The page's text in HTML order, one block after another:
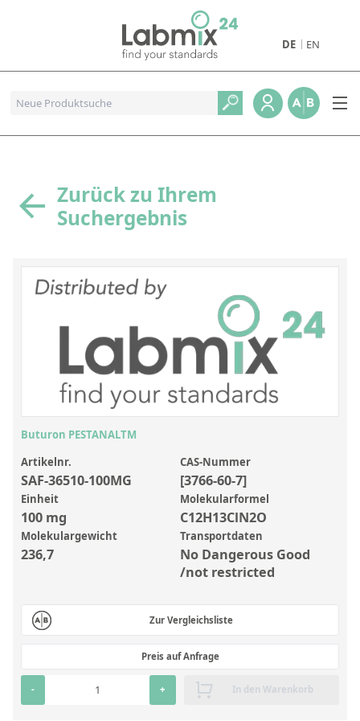
DE EN
Referenzstandards für die Industrie und Geologie
Referenzstandards für die Umweltanalytik
Referenzstandards für physikalische Eigenschaften
Organische Referenzstandards
Anorganische Referenzstandards
Laborvergleichsuntersuchungen (LVU/PT)
Laborbedarf und Verbrauchsmaterialien
Custom-Made
Übersicht: Kundenspezifische Standards
Anorganische wässrige Kundenmischungen
Elementstandards in Öl
Metallstandards | Setting Up Samples (SUS)
Kundenspezifische Polymerstandards
Pharmazeutische und organische Kundensynthesen
Zurück zu Ihrem
Suchergebnis
Buturon PESTANALTM
Artikelnr.
SAF-36510-100MG
CAS-Nummer
[3766-60-7]
Einheit
100 mg
Molekularformel
C12H13ClN2O
Molekulargewicht
236,7
Transportdaten
No Dangerous Good
/not restricted
Zur Vergleichsliste
Preis auf Anfrage
- + In den Warenkorb